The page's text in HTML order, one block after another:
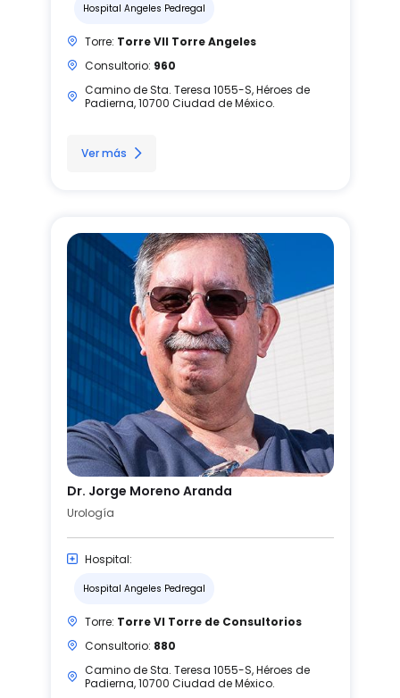
Hospital Angeles Pedregal
Torre: Torre VII Torre Angeles
Consultorio: 960
Camino de Sta. Teresa 1055-S, Héroes de
Padierna, 10700 Ciudad de México.
Ver más
Dr. Jorge Moreno Aranda
Urología
Hospital:
Hospital Angeles Pedregal
Torre: Torre VI Torre de Consultorios
Consultorio: 880
Camino de Sta. Teresa 1055-S, Héroes de
Padierna, 10700 Ciudad de México.